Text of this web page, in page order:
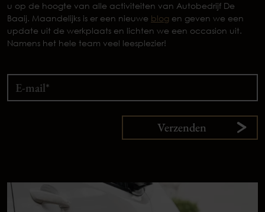
u op de hoogte van alle activiteiten van Autobedrijf De
Baaij. Maandelijks is er een nieuwe blog en geven we een
update uit de werkplaats en lichten we een occasion uit.
Namens het hele team veel leesplezier!
Verzenden
9,1